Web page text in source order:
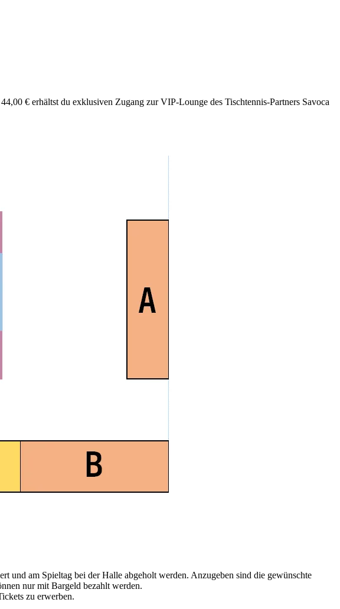
€ erhältst du exklusiven Zugang zur VIP-Lounge des Tischtennis-Partners Savoca
und am Spieltag bei der Halle abgeholt werden. Anzugeben sind die gewünschte
nur mit Bargeld bezahlt werden.
zu erwerben.